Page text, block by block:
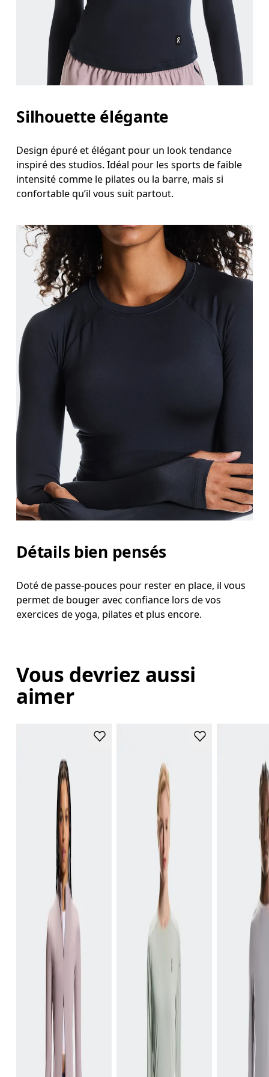
Silhouette élégante
Design épuré et élégant pour un look tendance
inspiré des studios. Idéal pour les sports de faible
intensité comme le pilates ou la barre, mais si
confortable qu’il vous suit partout.
Détails bien pensés
Doté de passe-pouces pour rester en place, il vous
permet de bouger avec confiance lors de vos
exercices de yoga, pilates et plus encore.
Vous devriez aussi
aimer